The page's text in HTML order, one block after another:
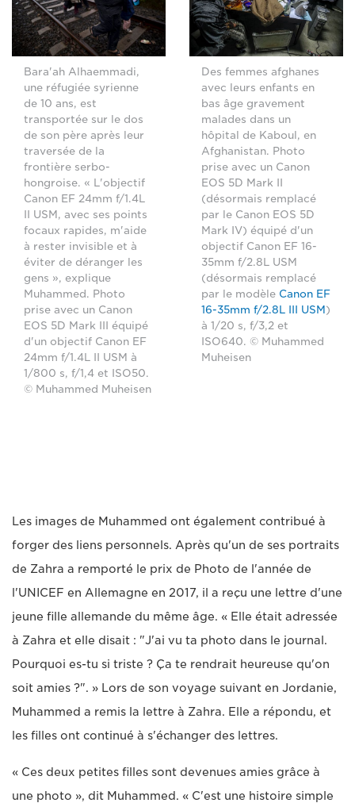
Bara'ah Alhaemmadi,
une réfugiée syrienne
de 10 ans, est
transportée sur le dos
de son père après leur
traversée de la
frontière serbo-
hongroise. « L'objectif
Canon EF 24mm f/1.4L
II USM, avec ses points
focaux rapides, m'aide
à rester invisible et à
éviter de déranger les
gens », explique
Muhammed. Photo
prise avec un Canon
EOS 5D Mark III équipé
d'un objectif Canon EF
24mm f/1.4L II USM à
1/800 s, f/1,4 et ISO50.
© Muhammed Muheisen
Des femmes afghanes
avec leurs enfants en
bas âge gravement
malades dans un
hôpital de Kaboul, en
Afghanistan. Photo
prise avec un Canon
EOS 5D Mark II
(désormais remplacé
par le Canon EOS 5D
Mark IV) équipé d'un
objectif Canon EF 16-
35mm f/2.8L USM
(désormais remplacé
par le modèle Canon EF
16-35mm f/2.8L III USM )
à 1/20 s, f/3,2 et
ISO640. © Muhammed
Muheisen
Les images de Muhammed ont également contribué à
forger des liens personnels. Après qu'un de ses portraits
de Zahra a remporté le prix de Photo de l'année de
l'UNICEF en Allemagne en 2017, il a reçu une lettre d'une
jeune fille allemande du même âge. « Elle était adressée
à Zahra et elle disait : "J'ai vu ta photo dans le journal.
Pourquoi es-tu si triste ? Ça te rendrait heureuse qu'on
soit amies ?". » Lors de son voyage suivant en Jordanie,
Muhammed a remis la lettre à Zahra. Elle a répondu, et
les filles ont continué à s'échanger des lettres.
« Ces deux petites filles sont devenues amies grâce à
une photo », dit Muhammed. « C'est une histoire simple